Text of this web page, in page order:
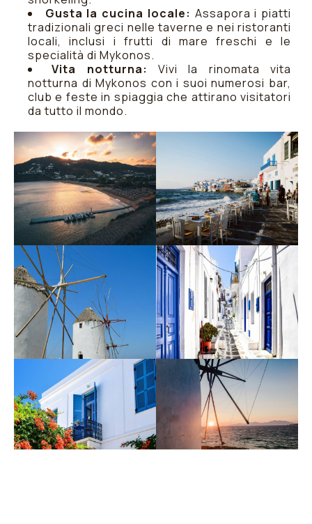
Gusta la cucina locale: Assapora i piatti
tradizionali greci nelle taverne e nei ristoranti
locali, inclusi i frutti di mare freschi e le
specialità di Mykonos.
Vita notturna:
Vivi la rinomata vita
notturna di Mykonos con i suoi numerosi bar,
club e feste in spiaggia che attirano visitatori
da tutto il mondo.